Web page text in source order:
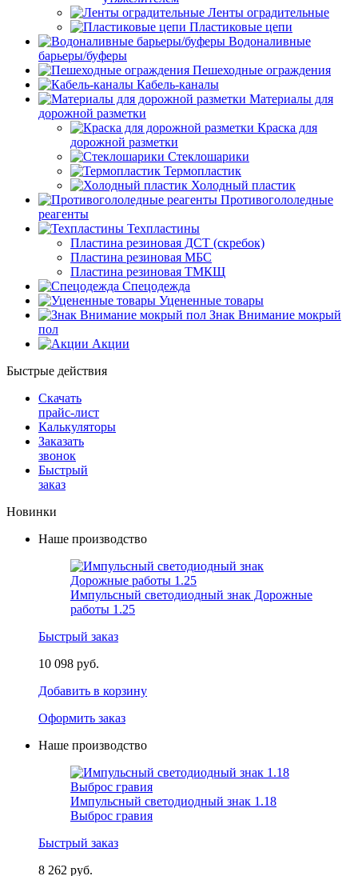
Ленты оградительные
Пластиковые цепи
Водоналивные
барьеры/буферы
Пешеходные ограждения
Кабель-каналы
Материалы для
дорожной разметки
Краска для
дорожной разметки
Стеклошарики
Термопластик
Холодный пластик
Противогололедные
реагенты
Техпластины
Пластина резиновая ДСТ (скребок)
Пластина резиновая МБС
Пластина резиновая ТМКЩ
Спецодежда
Уцененные товары
Знак Внимание мокрый
пол
Акции
Быстрые действия
Скачать
прайс-лист
Калькуляторы
Заказать
звонок
Быстрый
заказ
Новинки
Наше производство
Импульсный светодиодный знак Дорожные
работы 1.25
Быстрый заказ
10 098 руб.
Добавить в корзину
Оформить заказ
Наше производство
Импульсный светодиодный знак 1.18
Выброс гравия
Быстрый заказ
8 262 руб.